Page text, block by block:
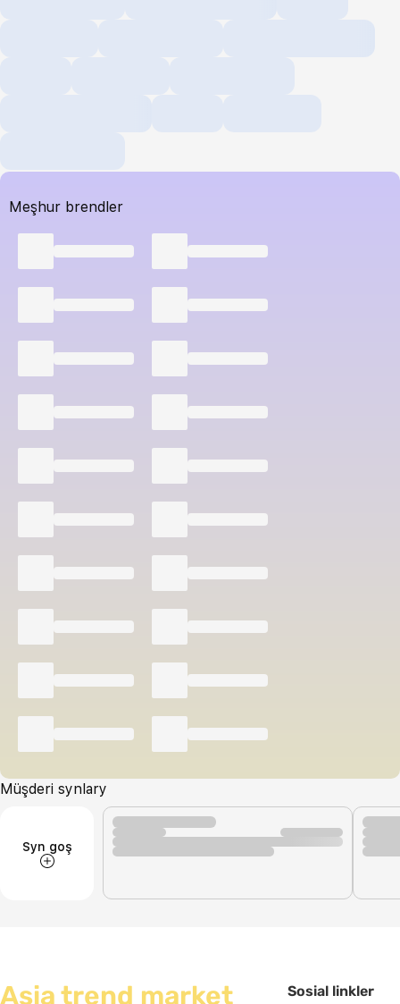
Meşhur brendler
Müşderi synlary
Syn goş
Asia trend market Sosial linkler